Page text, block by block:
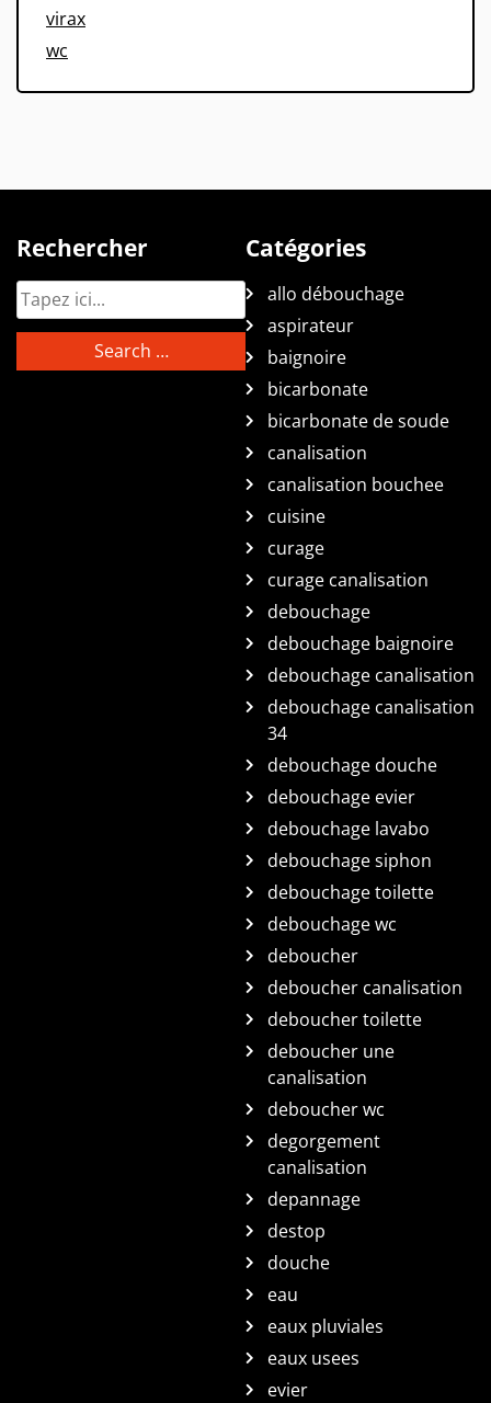
virax
wc
Rechercher Catégories
allo débouchage
aspirateur
baignoire
bicarbonate
bicarbonate de soude
canalisation
canalisation bouchee
cuisine
curage
curage canalisation
debouchage
debouchage baignoire
debouchage canalisation
debouchage canalisation
34
debouchage douche
debouchage evier
debouchage lavabo
debouchage siphon
debouchage toilette
debouchage wc
deboucher
deboucher canalisation
deboucher toilette
deboucher une
canalisation
deboucher wc
degorgement
canalisation
depannage
destop
douche
eau
eaux pluviales
eaux usees
evier